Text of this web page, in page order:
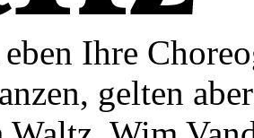
eben Ihre
gelten